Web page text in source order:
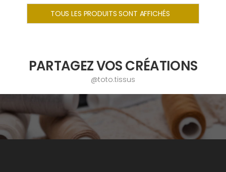
TOUS LES PRODUITS SONT AFFICHÉS
PARTAGEZ VOS CRÉATIONS
@toto.tissus